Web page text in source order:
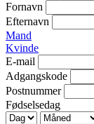
Fornavn
Efternavn
Mand
Kvinde
E-mail
Adgangskode
Postnummer
Fødselsedag